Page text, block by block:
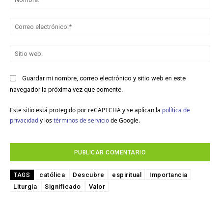
Guardar mi nombre, correo electrónico y sitio web en este
navegador la próxima vez que comente.
Este sitio está protegido por reCAPTCHA y se aplican la política de
privacidady los términos de serviciode Google.
TAGS católica Descubre espiritual
Importancia
Liturgia
Significado Valor